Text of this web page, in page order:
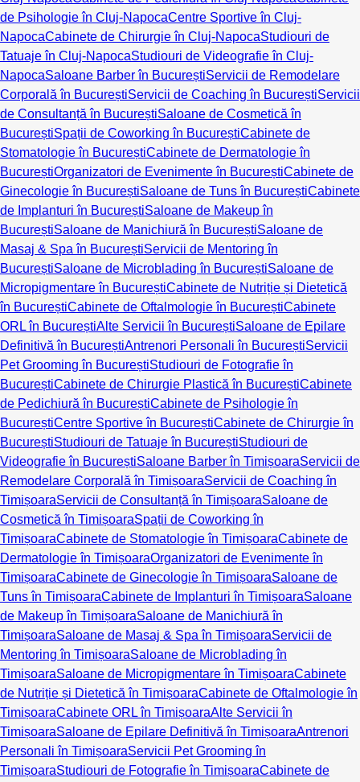
de Psihologie în Cluj-NapocaCentre Sportive în Cluj-
NapocaCabinete de Chirurgie în Cluj-NapocaStudiouri de
Tatuaje în Cluj-NapocaStudiouri de Videografie în Cluj-
NapocaSaloane Barber în BucureștiServicii de Remodelare
Corporală în BucureștiServicii de Coaching în BucureștiServicii
de Consultanță în BucureștiSaloane de Cosmetică în
BucureștiSpații de Coworking în BucureștiCabinete de
Stomatologie în BucureștiCabinete de Dermatologie în
BucureștiOrganizatori de Evenimente în BucureștiCabinete de
Ginecologie în BucureștiSaloane de Tuns în BucureștiCabinete
de Implanturi în BucureștiSaloane de Makeup în
BucureștiSaloane de Manichiură în BucureștiSaloane de
Masaj & Spa în BucureștiServicii de Mentoring în
BucureștiSaloane de Microblading în BucureștiSaloane de
Micropigmentare în BucureștiCabinete de Nutriție și Dietetică
în BucureștiCabinete de Oftalmologie în BucureștiCabinete
ORL în BucureștiAlte Servicii în BucureștiSaloane de Epilare
Definitivă în BucureștiAntrenori Personali în BucureștiServicii
Pet Grooming în BucureștiStudiouri de Fotografie în
BucureștiCabinete de Chirurgie Plastică în BucureștiCabinete
de Pedichiură în BucureștiCabinete de Psihologie în
BucureștiCentre Sportive în BucureștiCabinete de Chirurgie în
BucureștiStudiouri de Tatuaje în BucureștiStudiouri de
Videografie în BucureștiSaloane Barber în TimișoaraServicii de
Remodelare Corporală în TimișoaraServicii de Coaching în
TimișoaraServicii de Consultanță în TimișoaraSaloane de
Cosmetică în TimișoaraSpații de Coworking în
TimișoaraCabinete de Stomatologie în TimișoaraCabinete de
Dermatologie în TimișoaraOrganizatori de Evenimente în
TimișoaraCabinete de Ginecologie în TimișoaraSaloane de
Tuns în TimișoaraCabinete de Implanturi în TimișoaraSaloane
de Makeup în TimișoaraSaloane de Manichiură în
TimișoaraSaloane de Masaj & Spa în TimișoaraServicii de
Mentoring în TimișoaraSaloane de Microblading în
TimișoaraSaloane de Micropigmentare în TimișoaraCabinete
de Nutriție și Dietetică în TimișoaraCabinete de Oftalmologie în
TimișoaraCabinete ORL în TimișoaraAlte Servicii în
TimișoaraSaloane de Epilare Definitivă în TimișoaraAntrenori
Personali în TimișoaraServicii Pet Grooming în
TimișoaraStudiouri de Fotografie în TimișoaraCabinete de